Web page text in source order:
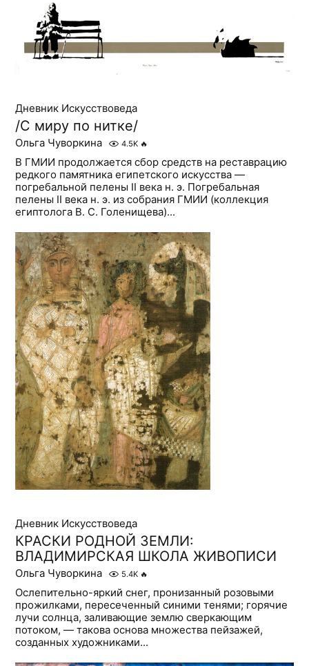
Дневник Искусствоведа
/C миру по нитке/
Ольга Чуворкина 4.5K 🔥
В ГМИИ продолжается сбор средств на реставрацию
редкого памятника египетского искусства —
погребальной пелены II века н. э. Погребальная
пелены II века н. э. из собрания ГМИИ (коллекция
египтолога В. С. Голенищева)...
Дневник Искусствоведа
КРАСКИ РОДНОЙ ЗЕМЛИ:
ВЛАДИМИРСКАЯ ШКОЛА ЖИВОПИСИ
Ольга Чуворкина 5.4K 🔥
Ослепительно-яркий снег, пронизанный розовыми
прожилками, пересеченный синими тенями; горячие
лучи солнца, заливающие землю сверкающим
потоком, — такова основа множества пейзажей,
созданных художниками...